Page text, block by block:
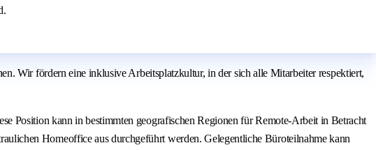
Wir fördern eine inklusive Arbeitsplatzkultur, in der sich alle Mitarbeiter respektiert,
Position kann in bestimmten geografischen Regionen für Remote-Arbeit in Betracht
Homeoffice aus durchgeführt werden. Gelegentliche Büroteilnahme kann